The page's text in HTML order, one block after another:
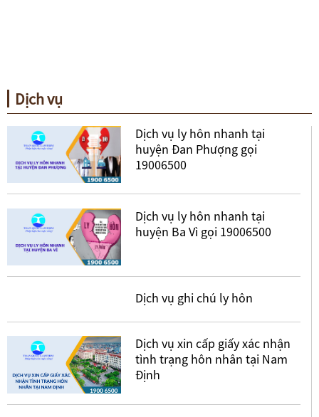
Dịch vụ
Dịch vụ ly hôn nhanh tại
huyện Đan Phượng gọi
19006500
Dịch vụ ly hôn nhanh tại
huyện Ba Vì gọi 19006500
Dịch vụ ghi chú ly hôn
Dịch vụ xin cấp giấy xác nhận
tình trạng hôn nhân tại Nam
Định